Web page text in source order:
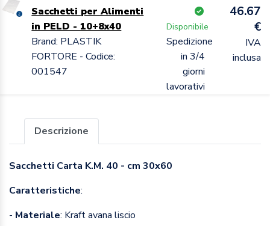
Sacchetti per Alimenti
in PELD - 10+8x40
Brand: PLASTIK
FORTORE - Codice:
001547
Disponibile
Spedizione
in 3/4
giorni
lavorativi
46.67
€
IVA
inclusa
Descrizione
Sacchetti Carta K.M. 40 - cm 30x60
Caratteristiche:
- Materiale: Kraft avana liscio